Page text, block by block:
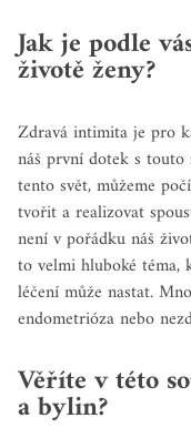
Jak je podle
životě ženy?
Zdravá intimita je pro
náš první dotek s
tento svět, můžeme
tvořit a realizovat
není v pořádku náš
to velmi hluboké téma,
léčení může nastat.
endometrióza nebo
Věříte v této
a bylin?